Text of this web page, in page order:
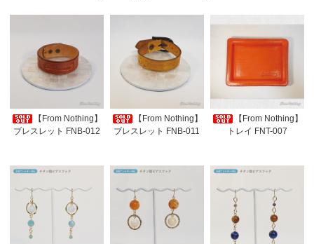
【From Nothing】
ブレスレット FNB-012
【From Nothing】
ブレスレット FNB-011
【From Nothing】
トレイ FNT-007